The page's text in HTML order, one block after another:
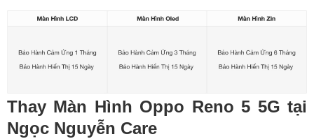
Thay Màn Hình Oppo Reno 5 5G tại
Ngọc Nguyễn Care